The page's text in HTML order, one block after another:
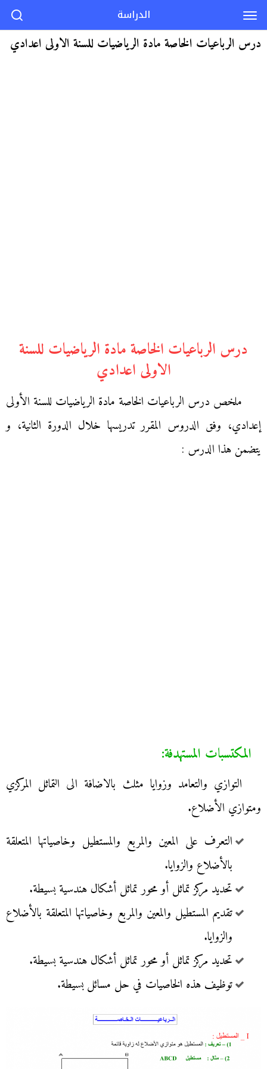
درس الرباعيات الخاصة مادة الرياضيات للسنة الاولى اعدادي
درس الرباعيات الخاصة مادة الرياضيات للسنة
الاولى اعدادي
ملخص درس الرباعيات الخاصة مادة الرياضيات للسنة الأولى
إعدادي، وفق الدروس المقرر تدريسها خلال الدورة الثانية، و
يتضمن هذا الدرس :
المكتسبات المستهدفة:
التوازي والتعامد وزوايا مثلث بالاضافة الى التماثل المركزي
ومتوازي الأضلاع.
التعرف على المعين والمربع والمستطيل وخاصياتها المتعلقة
بالأضلاع والزوايا.
تحديد مركز تماثل أو محور تماثل أشكال هندسية بسيطة.
تقديم المستطيل والمعين والمربع وخاصياتها المتعلقة بالأضلاع
والزوايا.
تحديد مركز تماثل أو محور تماثل أشكال هندسية بسيطة.
توظيف هذه الخاصيات في حل مسائل بسيطة.
الدراسة